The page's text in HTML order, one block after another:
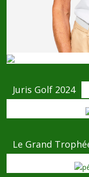
Juris Golf 2024
Le Grand